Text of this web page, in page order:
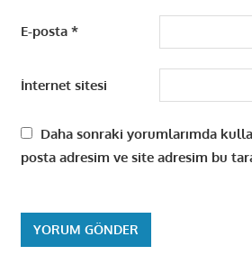
E-posta *
İnternet sitesi
Daha sonraki yorumlarımda
posta adresim ve site adresim bu